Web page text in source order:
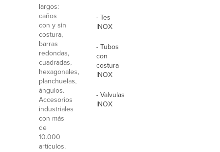
largos:
caños
con y sin
costura,
barras
redondas,
cuadradas,
hexagonales,
planchuelas,
ángulos.
Accesorios
industriales
con más
de
10.000
artículos.
- Tes
INOX
- Tubos
con
costura
INOX
- Valvulas
INOX